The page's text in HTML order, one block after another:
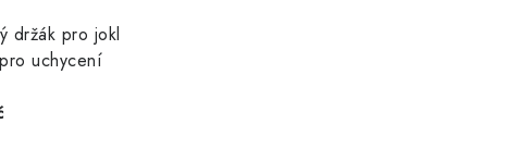
držák pro jokl
uchycení